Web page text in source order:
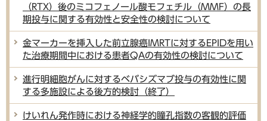
（RTX）後のミコフェノール酸モフェチル（MMF）の長
期投与に関する有効性と安全性の検討について
金マーカーを挿入した前立腺癌IMRTに対するEPIDを用い
た治療期間中における患者QAの有効性の検討について
進行明細胞がんに対するベバシズマブ投与の有効性に関
する多施設による後方的検討（終了）
けいれん発作時における神経学的瞳孔指数の客観的評価